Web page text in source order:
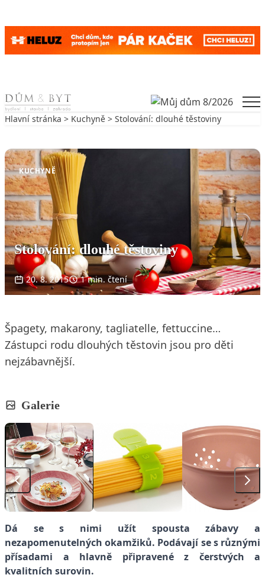
Skip to content
Hlavní stránka > Kuchyně > Stolování: dlouhé těstoviny
KUCHYNĚ
Stolování: dlouhé těstoviny
20. 8. 2015 1 min. čtení
Špagety, makarony, tagliatelle, fettuccine…
Zástupci rodu dlouhých těstovin jsou pro děti
nejzábavnější.
Galerie
Dá se s nimi užít spousta zábavy a
nezapomenutelných okamžiků. Podávají se s různými
přísadami a hlavně připravené z čerstvých a
kvalitních surovin.